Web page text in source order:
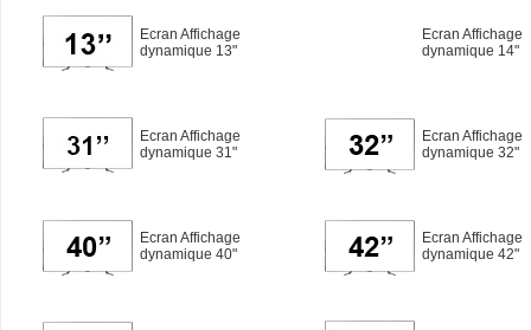
Ecran Affichage
dynamique 13"
Ecran Affichage
dynamique 31"
Ecran Affichage
dynamique 40"
Ecran Affichage
dynamique 14"
Ecran Affichage
dynamique 32"
Ecran Affichage
dynamique 42"